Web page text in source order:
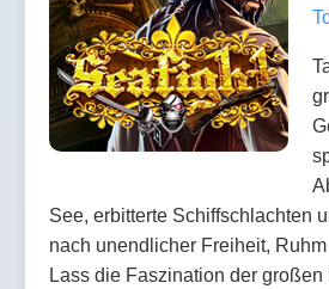
See, erbitterte Schiffschlachten
nach unendlicher Freiheit,
Lass die Faszination der großen